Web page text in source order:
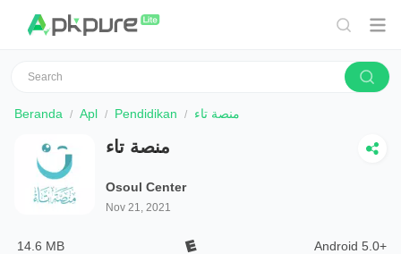
Beranda Apl Pendidikan منصة تاء
منصة تاء
Osoul Center
Nov 21, 2021
14.6 MB Android 5.0+